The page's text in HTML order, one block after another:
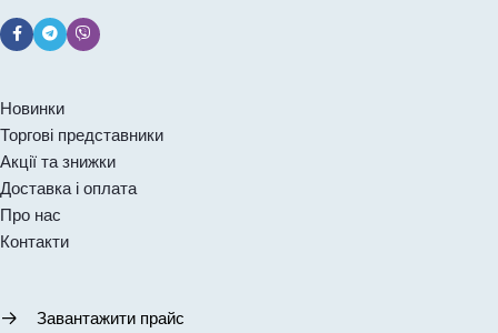
Новинки
Торгові представники
Акції та знижки
Доставка і оплата
Про нас
Контакти
Завантажити прайс